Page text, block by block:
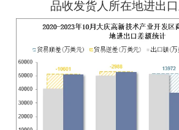
品收发货人所在地进出